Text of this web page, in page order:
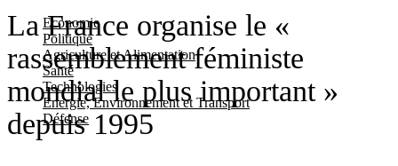
Economie
Politique
Agriculture et Alimentation
Santé
Technologies
Energie, Environnement et Transport
Défense
La France organise le «
rassemblement féministe
mondial le plus important »
depuis 1995